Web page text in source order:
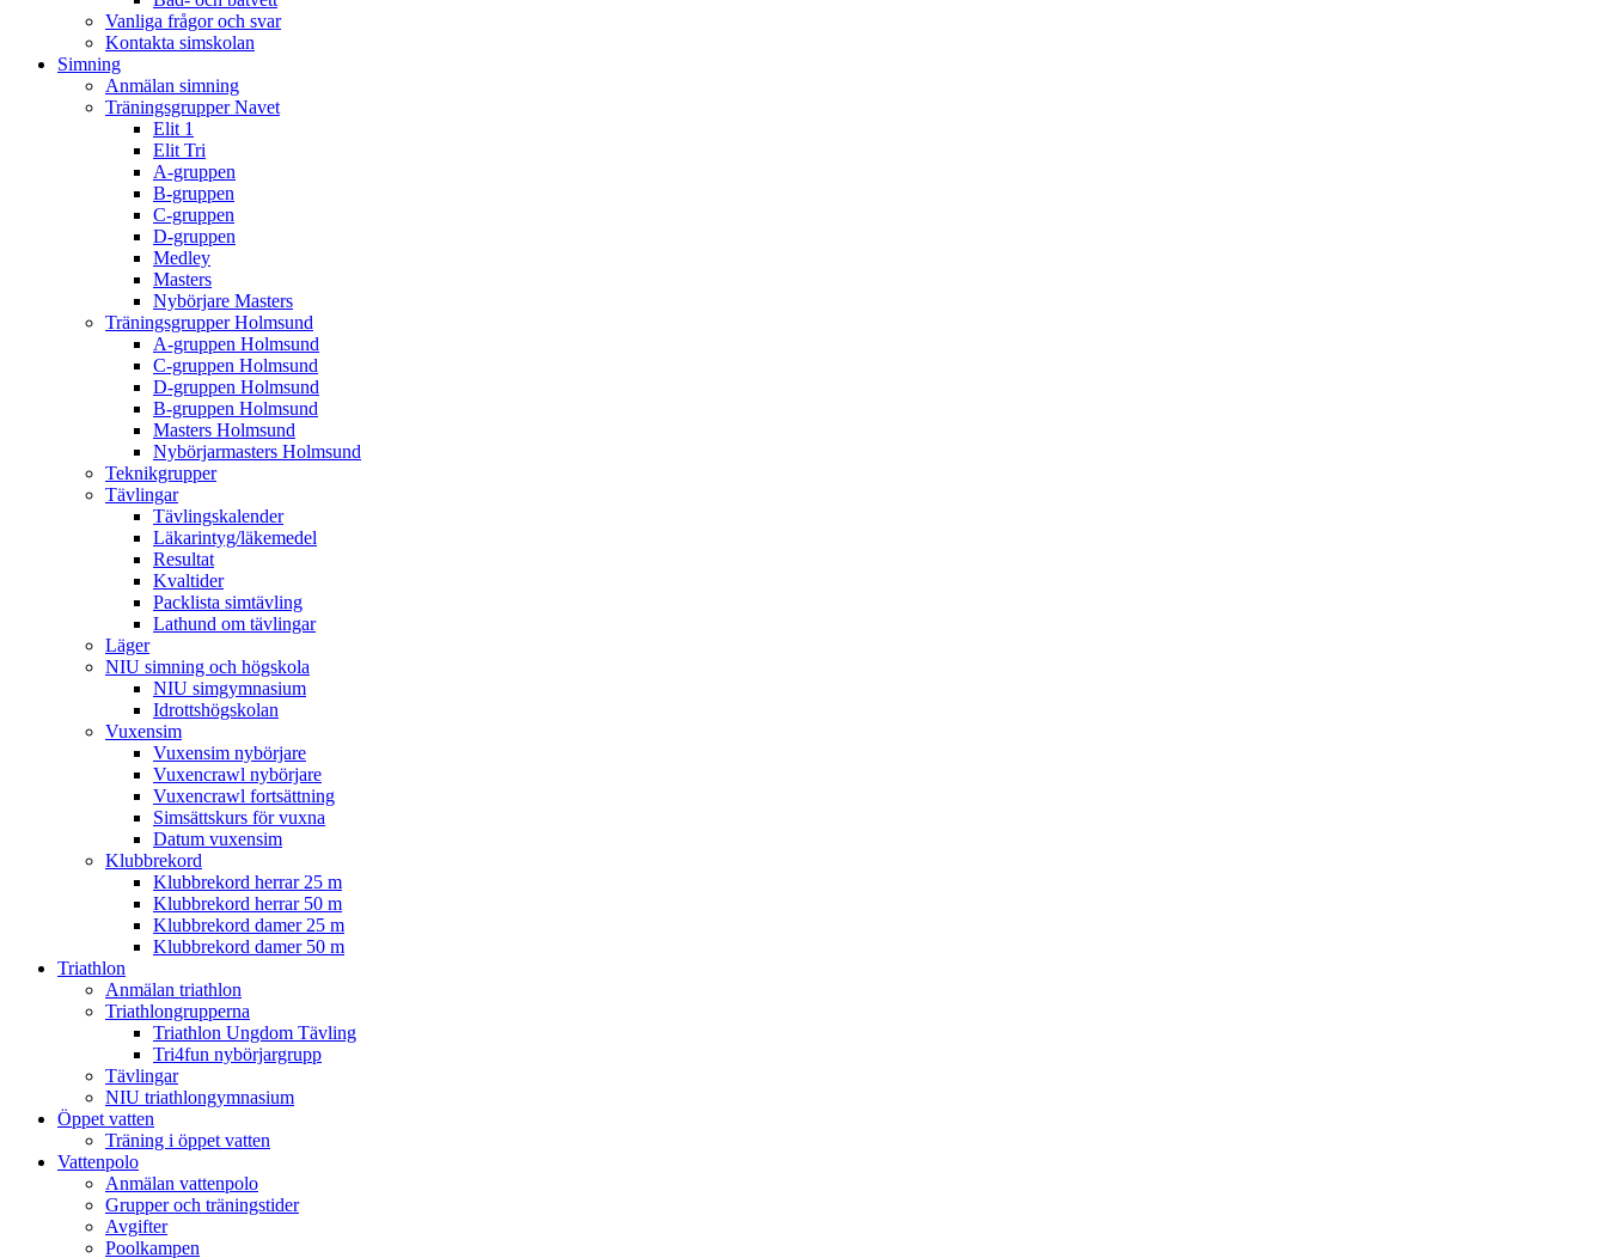
Vanliga frågor och svar
Kontakta simskolan
Simning
Anmälan simning
Träningsgrupper Navet
Elit 1
Elit Tri
A-gruppen
B-gruppen
C-gruppen
D-gruppen
Medley
Masters
Nybörjare Masters
Träningsgrupper Holmsund
A-gruppen Holmsund
C-gruppen Holmsund
D-gruppen Holmsund
B-gruppen Holmsund
Masters Holmsund
Nybörjarmasters Holmsund
Teknikgrupper
Tävlingar
Tävlingskalender
Läkarintyg/läkemedel
Resultat
Kvaltider
Packlista simtävling
Lathund om tävlingar
Läger
NIU simning och högskola
NIU simgymnasium
Idrottshögskolan
Vuxensim
Vuxensim nybörjare
Vuxencrawl nybörjare
Vuxencrawl fortsättning
Simsättskurs för vuxna
Datum vuxensim
Klubbrekord
Klubbrekord herrar 25 m
Klubbrekord herrar 50 m
Klubbrekord damer 25 m
Klubbrekord damer 50 m
Triathlon
Anmälan triathlon
Triathlongrupperna
Triathlon Ungdom Tävling
Tri4fun nybörjargrupp
Tävlingar
NIU triathlongymnasium
Öppet vatten
Träning i öppet vatten
Vattenpolo
Anmälan vattenpolo
Grupper och träningstider
Avgifter
Poolkampen